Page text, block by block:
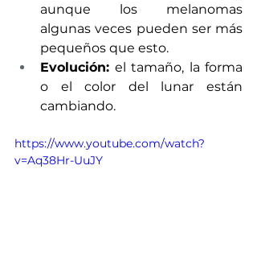
aunque los melanomas
algunas veces pueden ser más
pequeños que esto.
Evolución: el tamaño, la forma
o el color del lunar están
cambiando.
https://www.youtube.com/watch?
v=Aq38Hr-UuJY